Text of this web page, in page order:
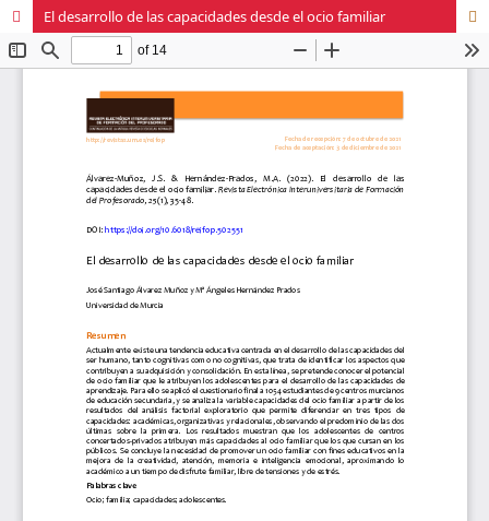
El desarrollo de las capacidades desde el ocio familiar